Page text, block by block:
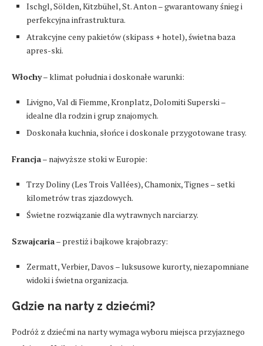
Ischgl, Sölden, Kitzbühel, St. Anton – gwarantowany śnieg i
perfekcyjna infrastruktura.
Atrakcyjne ceny pakietów (skipass + hotel), świetna baza
apres-ski.
Włochy– klimat południa i doskonałe warunki:
Livigno, Val di Fiemme, Kronplatz, Dolomiti Superski –
idealne dla rodzin i grup znajomych.
Doskonała kuchnia, słońce i doskonale przygotowane trasy.
Francja– najwyższe stoki w Europie:
Trzy Doliny (Les Trois Vallées), Chamonix, Tignes – setki
kilometrów tras zjazdowych.
Świetne rozwiązanie dla wytrawnych narciarzy.
Szwajcaria– prestiż i bajkowe krajobrazy:
Zermatt, Verbier, Davos – luksusowe kurorty, niezapomniane
widoki i świetna organizacja.
Gdzie na narty z dziećmi?
Podróż z dziećmi na narty wymaga wyboru miejsca przyjaznego